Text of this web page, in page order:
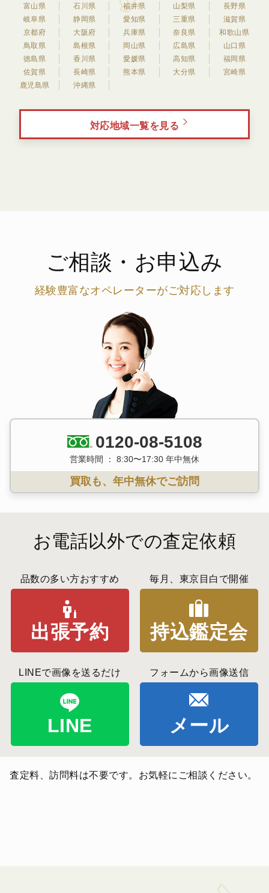
富山県
石川県 福井県 山梨県
長野県
岐阜県
静岡県 愛知県 三重県
滋賀県
京都府
大阪府 兵庫県 奈良県
和歌山県
鳥取県
島根県 岡山県 広島県
山口県
徳島県
香川県 愛媛県 高知県
福岡県
佐賀県
長崎県 熊本県 大分県
宮崎県
鹿児島県
沖縄県
対応地域一覧を見る
ご相談・お申込み
経験豊富なオペレーターがご対応します
0120-08-5108
営業時間 ： 8:30〜17:30 年中無休
買取も、年中無休でご訪問
お電話以外での査定依頼
品数の多い方おすすめ
出張予約
毎月、東京目白で開催
持込鑑定会
LINEで画像を送るだけ
LINE
フォームから画像送信
メール
査定料、訪問料は不要です。お気軽にご相談ください。